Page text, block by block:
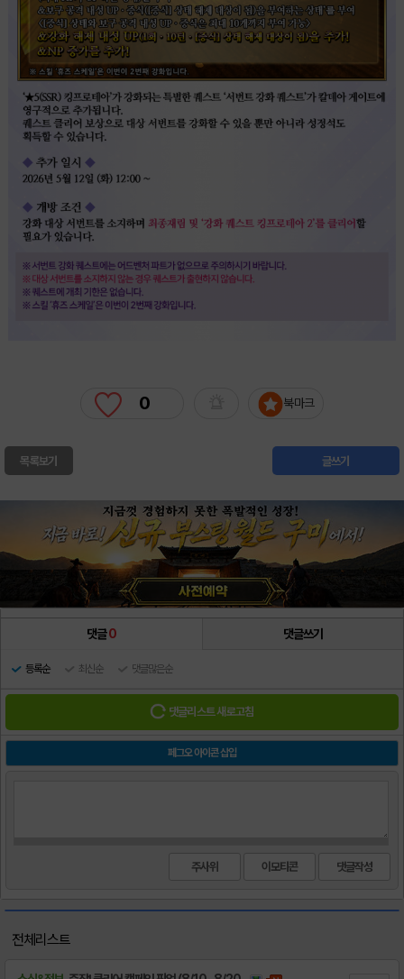
0 북마크
목록보기 글쓰기
댓글0 댓글쓰기
등록순 최신순 댓글많은순
댓글리스트 새로고침
페그오 아이콘 삽입
주사위 이모티콘
전체리스트